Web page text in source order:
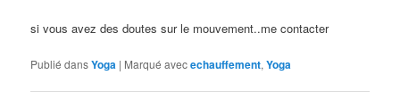
si vous avez des doutes sur le mouvement..me contacter
Publié dansYoga | Marqué avecechauffement,Yoga